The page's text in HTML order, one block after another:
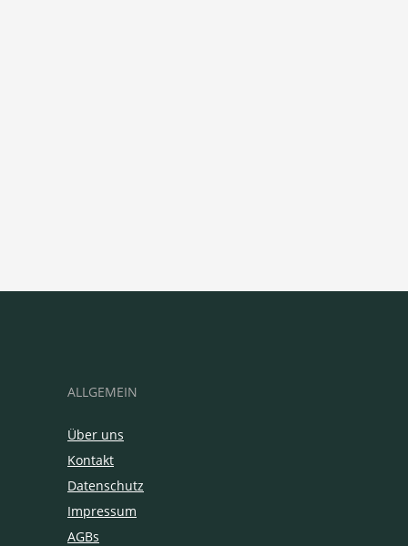
ALLGEMEIN
Über uns
Kontakt
Datenschutz
Impressum
AGBs